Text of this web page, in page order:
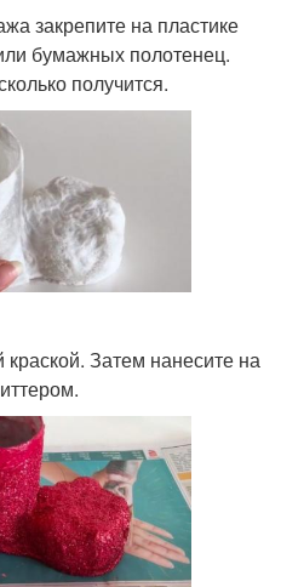
закрепите на пластике
бумажных полотенец.
получится.
краской. Затем нанесите на